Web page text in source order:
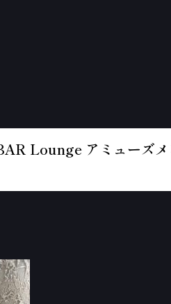
Lounge アミューズ